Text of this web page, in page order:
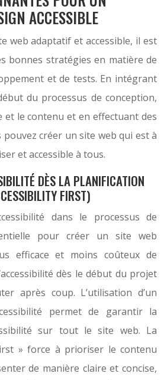
ACCESSIBLE
web adaptatif et accessible, il est
bonnes stratégies en matière de
et de tests. En intégrant
du processus de conception,
et le contenu et en effectuant des
créer un site web qui est à
et accessible à tous.
DÈS LA PLANIFICATION
FIRST)
dans le processus de
pour créer un site web
efficace et moins coûteux de
dès le début du projet
après coup. L’utilisation d’un
permet de garantir la
sur tout le site web. La
» force à prioriser le contenu
de manière claire et concise,